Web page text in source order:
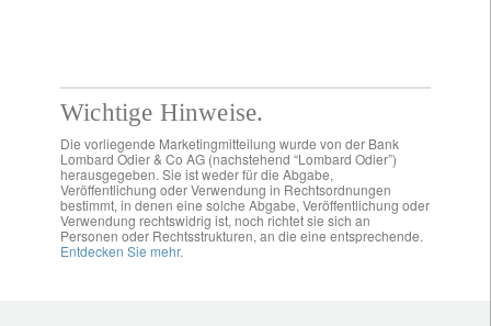
Wichtige Hinweise.
Die vorliegende Marketingmitteilung wurde von der Bank
Lombard Odier & Co AG (nachstehend “Lombard Odier”)
herausgegeben. Sie ist weder für die Abgabe,
Veröffentlichung oder Verwendung in Rechtsordnungen
bestimmt, in denen eine solche Abgabe, Veröffentlichung oder
Verwendung rechtswidrig ist, noch richtet sie sich an
Personen oder Rechtsstrukturen, an die eine entsprechende.
Entdecken Sie mehr.